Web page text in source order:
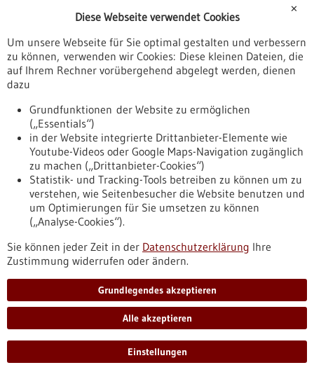
Bevölkerung nutzt das Darmkrebs-Früherkennungsangebot,
Krebsforschungszentrums (DKFZ) und der BARMER
Krankenversicherung. Organisierte Programme könnten die
Teilnahmeraten deutlich steigern.
1 … 40 41 42 43 44 …
Nach oben
Informiert bleiben
Newsletter abonnieren
✕
Diese Webseite verwendet Cookies
Um unsere Webseite für Sie optimal gestalten und verbessern
zu können, verwenden wir Cookies: Diese kleinen Dateien, die
auf Ihrem Rechner vorübergehend abgelegt werden, dienen
dazu
Grundfunktionen der Website zu ermöglichen
(„Essentials“)
in der Website integrierte Drittanbieter-Elemente wie
Youtube-Videos oder Google Maps-Navigation zugänglich
zu machen („Drittanbieter-Cookies“)
Statistik- und Tracking-Tools betreiben zu können um zu
verstehen, wie Seitenbesucher die Website benutzen und
um Optimierungen für Sie umsetzen zu können
(„Analyse-Cookies“).
Sie können jeder Zeit in der Datenschutzerklärung Ihre
Zustimmung widerrufen oder ändern.
Grundlegendes akzeptieren
Alle akzeptieren
Einstellungen